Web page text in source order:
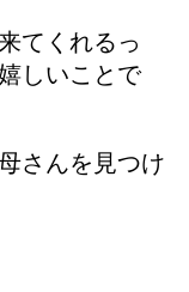
てくれるっ
しいことで
さんを見つけ